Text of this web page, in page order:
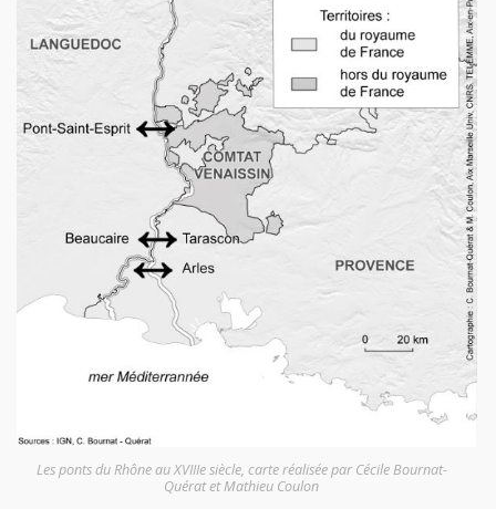
Les ponts du Rhône au XVIIIe siècle, carte réalisée par Cécile Bournat-
Quérat et Mathieu Coulon